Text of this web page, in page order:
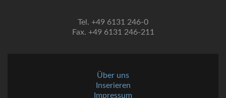
Tel. +49 6131 246-0
Fax. +49 6131 246-211
Über uns
Inserieren
Impressum